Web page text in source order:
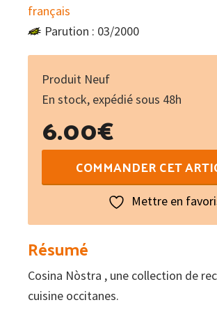
français
Parution : 03/2000
Produit Neuf
En stock, expédié sous 48h
6.00€
de
confiments
:
Liqueurs
et
COMMANDER CET
Mettre en
Résumé
Cosina Nòstra , une collection de
cuisine occitanes.